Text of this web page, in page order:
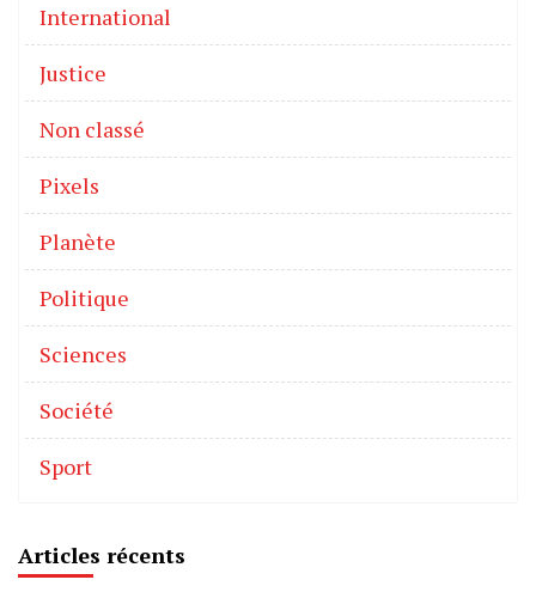
International
Justice
Non classé
Pixels
Planète
Politique
Sciences
Société
Sport
Articles récents